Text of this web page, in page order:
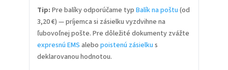
Tip: Pre balíky odporúčame typ Balík na poštu (od
3,20 €) — príjemca si zásielku vyzdvihne na
ľubovoľnej pošte. Pre dôležité dokumenty zvážte
expresnú EMS alebo poistenú zásielku s
deklarovanou hodnotou.